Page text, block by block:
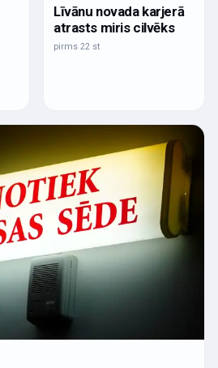
Līvānu novada karjerā
atrasts miris cilvēks
pirms 22 st